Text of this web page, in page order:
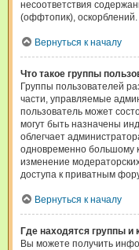
несоответствия
(оффтопик), оскорблений.
Вернуться к началу
Что такое группы
Группы пользователей
части, управляемые
пользователь может
могут быть назначены
облегчает
одновременно большому
изменение
доступа к приватным
Вернуться к началу
Где находятся группы и
Вы можете получить